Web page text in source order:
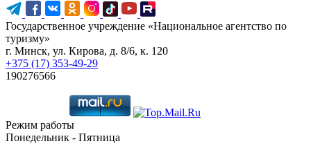
Государственное учреждение «Национальное агентство по
туризму»
г. Минск, ул. Кирова, д. 8/6, к. 120
+375 (17) 353-49-29
190276566
Режим работы
Понедельник - Пятница